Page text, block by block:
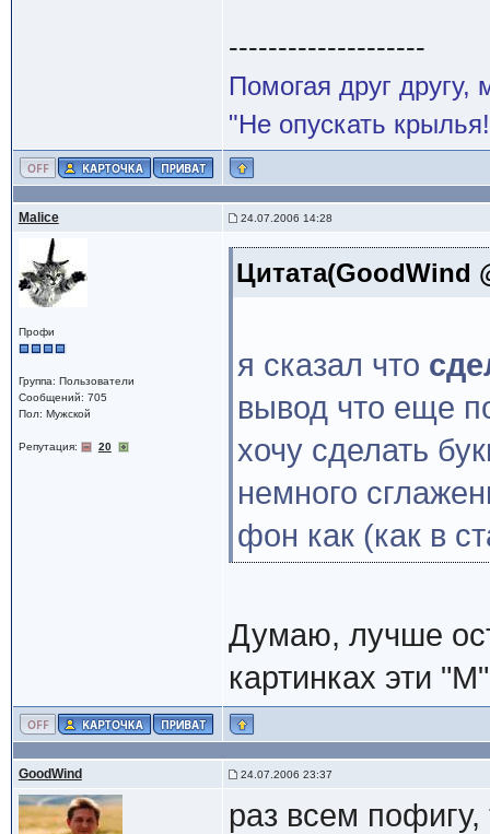
--------------------
Помогая друг
"Не опускать
Malice 24.07.2006 14:28
Профи
Группа: Пользователи
Сообщений: 705
Пол: Мужской
Репутация: 20
Цитата(GoodWind
я сказал что
вывод что еще
хочу сделать
немного
фон как (как в
Думаю, лучше
картинках эти
GoodWind 24.07.2006 23:37
раз всем пофигу,